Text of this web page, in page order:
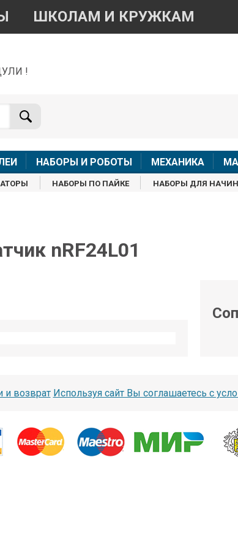
ШКОЛАМ И КРУЖКАМ
!
НАБОРЫ И РОБОТЫ МЕХАНИКА
НАБОРЫ ПО ПАЙКЕ НАБОРЫ ДЛЯ
nRF24L01
и возврат Используя сайт Вы соглашаетесь с
вопросам приобретения товара
+7 968 454 17 38
и аудио сообщения не обслуживаются
Менеджер
shop@iarduino.ru 8 (499) 500-14-56